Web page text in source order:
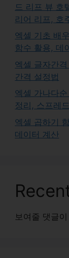
드 리프 뷰 호
리어 리프, 호
엑셀 기초 배
함수 활용, 데
엑셀 글자간
간격 설정법
엑셀 가나다
정리, 스프레
엑셀 곱하기
데이터 계산
보여줄 댓글